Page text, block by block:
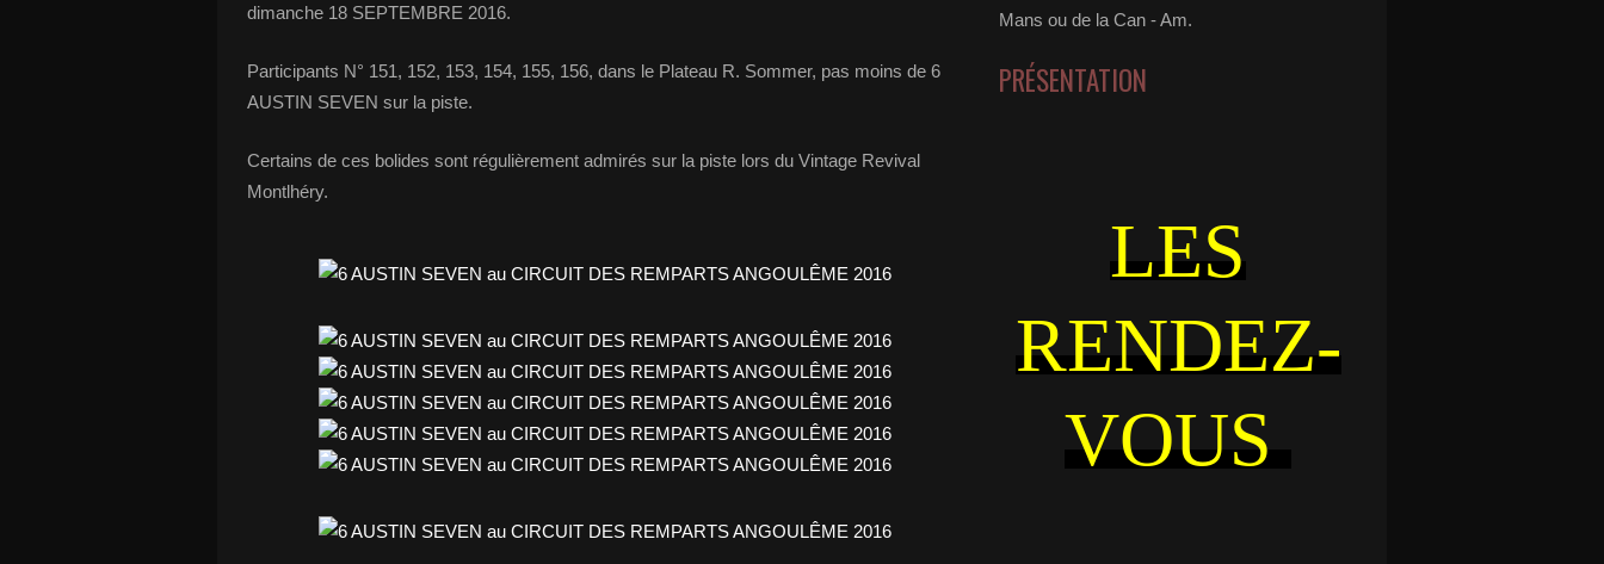
dimanche 18 SEPTEMBRE 2016.
Participants N° 151, 152, 153, 154, 155, 156, dans le Plateau R. Sommer, pas moins de 6
AUSTIN SEVEN sur la piste.
Certains de ces bolides sont régulièrement admirés sur la piste lors du Vintage Revival
Montlhéry.
Mans ou de la Can - Am.
PRÉSENTATION
LES
RENDEZ-
VOUS